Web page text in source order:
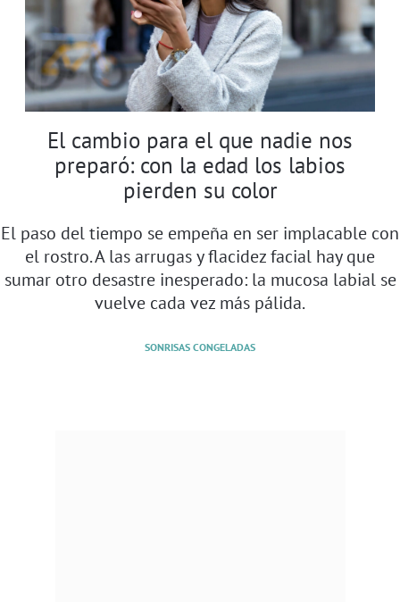
El cambio para el que nadie nos
preparó: con la edad los labios
pierden su color
El paso del tiempo se empeña en ser implacable con
el rostro. A las arrugas y flacidez facial hay que
sumar otro desastre inesperado: la mucosa labial se
vuelve cada vez más pálida.
SONRISAS CONGELADAS